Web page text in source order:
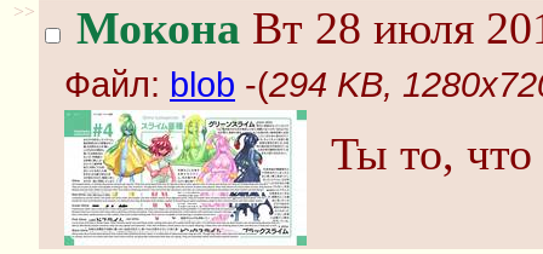
>> Мокона Вт 28 июля
Файл: blob -(294 KB,
Ты то,